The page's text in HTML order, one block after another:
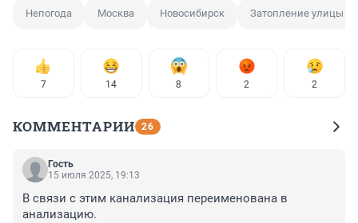
Непогода Москва Новосибирск Затопление улицы
7 14 8 2 2
КОММЕНТАРИИ 26
Гость
15 июля 2025, 19:13
В связи с этим канализация переименована в
анализацию.